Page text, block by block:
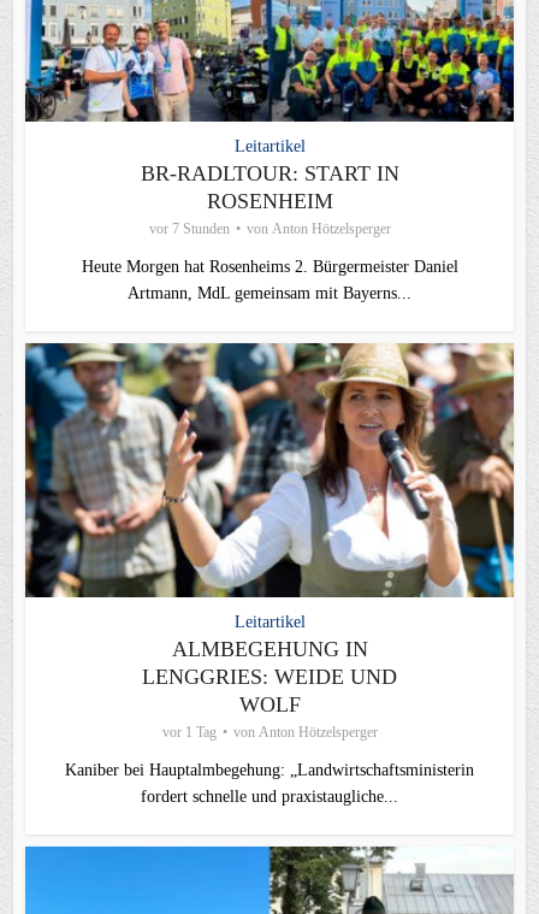
Leitartikel
BR-RADLTOUR: START IN
ROSENHEIM
vor 7 Stunden von Anton Hötzelsperger
Heute Morgen hat Rosenheims 2. Bürgermeister Daniel
Artmann, MdL gemeinsam mit Bayerns...
Leitartikel
ALMBEGEHUNG IN
LENGGRIES: WEIDE UND
WOLF
vor 1 Tag von Anton Hötzelsperger
Kaniber bei Hauptalmbegehung: „Landwirtschaftsministerin
fordert schnelle und praxistaugliche...